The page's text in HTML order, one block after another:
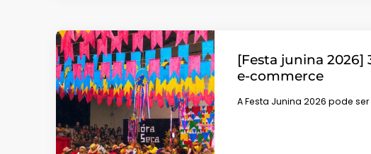
[Festa junina
e-commerce
A Festa Junina 2026 pode